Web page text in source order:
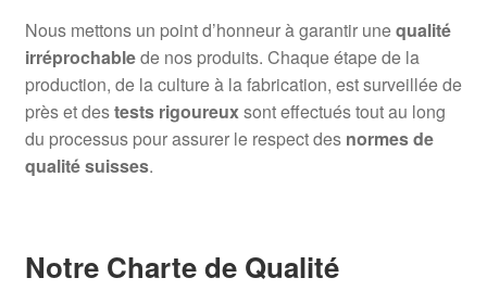
Nous mettons un point d’honneur à garantir unequalité
irréprochablede nos produits. Chaque étape de la
production, de la culture à la fabrication, est surveillée de
près et destests rigoureuxsont effectués tout au long
du processus pour assurer le respect des normes de
qualité suisses.
Notre Charte de Qualité